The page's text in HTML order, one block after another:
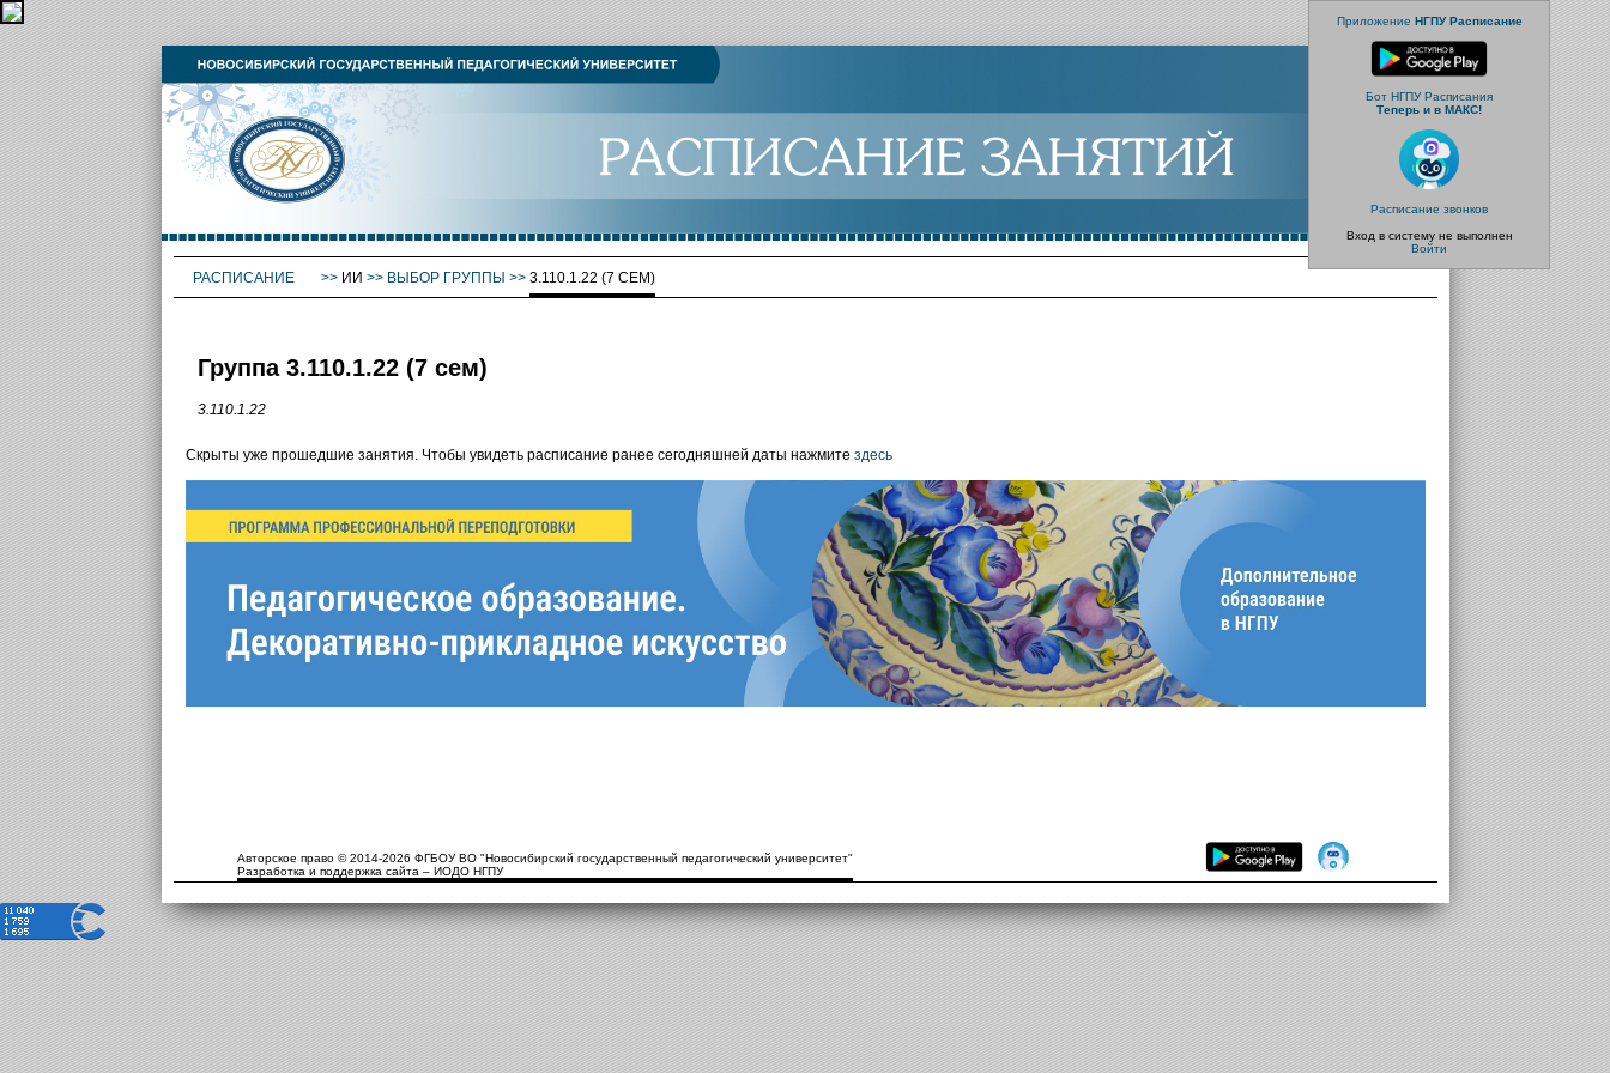
Приложение НГПУ Расписание
Бот НГПУ Расписания
Теперь и в МАКС!
Расписание звонков
Вход в систему не выполнен
Войти
РАСПИСАНИЕ >> ИИ >> ВЫБОР ГРУППЫ >> 3.110.1.22 (7 СЕМ)
Группа 3.110.1.22 (7 сем)
3.110.1.22
Скрыты уже прошедшие занятия. Чтобы увидеть расписание ранее сегодняшней даты нажмите здесь
Авторское право © 2014-2026 ФГБОУ ВО "Новосибирский государственный педагогический университет"
Разработка и поддержка сайта – ИОДО НГПУ